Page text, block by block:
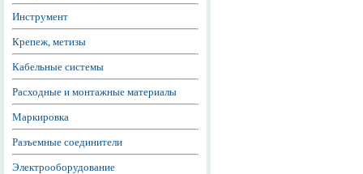
Инструмент
Крепеж, метизы
Кабельные системы
Расходные и монтажные материалы
Маркировка
Разъемные соединители
Электрооборудование